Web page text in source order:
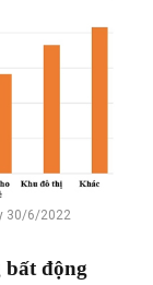
30/6/2022
động